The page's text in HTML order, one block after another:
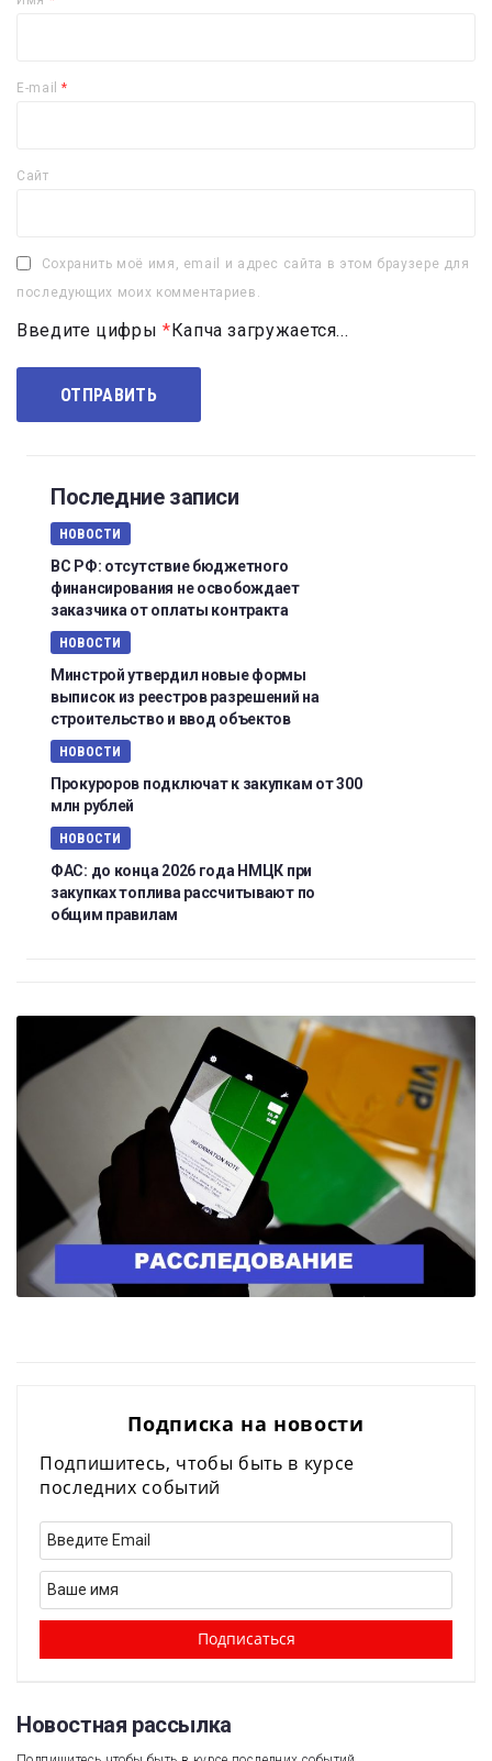
E-mail*
Сайт
Сохранить моё имя, email и адрес сайта в этом браузере для
последующих моих комментариев.
Введите цифры *Капча загружается...
Последние записи
НОВОСТИ
ВС РФ: отсутствие бюджетного
финансирования не освобождает
заказчика от оплаты контракта
НОВОСТИ
Минстрой утвердил новые формы
выписок из реестров разрешений на
строительство и ввод объектов
НОВОСТИ
Прокуроров подключат к закупкам от 300
млн рублей
НОВОСТИ
ФАС: до конца 2026 года НМЦК при
закупках топлива рассчитывают по
общим правилам
Подписка на новости
Подпишитесь, чтобы быть в курсе
последних событий
Новостная рассылка​